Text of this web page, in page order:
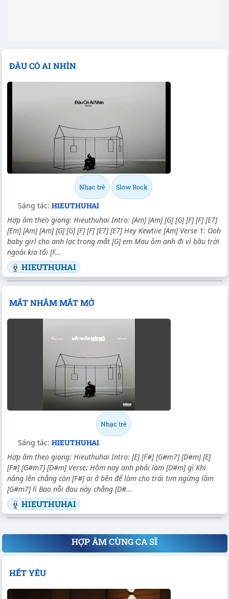
ĐÂU CÓ AI NHÌN
Nhạc trẻ Slow Rock
Sáng tác: HIEUTHUHAI
Hợp âm theo giọng: Hieuthuhai Intro: [Am] [Am] [G] [G] [F] [F] [E7]
[Em] [Am] [Am] [G] [G] [F] [F] [E7] [E7] Hey Kewtiie [Am] Verse 1: Ooh
baby girl cho anh lạc trong mắt [G] em Mau ôm anh đi vì bầu trời
ngoài kia tối [F...
HIEUTHUHAI
MẮT NHẮM MẮT MỞ
Nhạc trẻ
Sáng tác: HIEUTHUHAI
Hợp âm theo giọng: Hieuthuhai Intro: [E] [F#] [G#m7] [D#m] [E]
[F#] [G#m7] [D#m] Verse: Hôm nay anh phải làm [D#m] gì Khi
nắng lên chẳng còn [F#] ai ở bên để làm cho trái tim ngừng lầm
[G#m7] lì Bao nỗi đau này chẳng [D#...
HIEUTHUHAI
HỢP ÂM CÙNG CA SĨ
HẾT YÊU